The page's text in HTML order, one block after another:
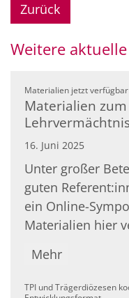
Zurück
Weitere
Materialien jetzt verfügbar:
Materialien
16. Juni 2025
Unter großer
guten
ein Online-
Materialien hier
Mehr
TPI und Trägerdiözesen